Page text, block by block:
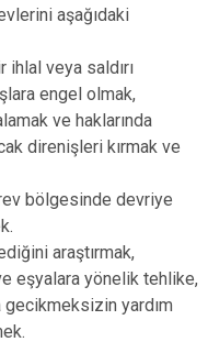
aşağıdaki
veya saldırı
engel olmak,
ve haklarında
direnişleri kırmak ve
bölgesinde devriye
araştırmak,
eşyalara yönelik tehlike,
yardım